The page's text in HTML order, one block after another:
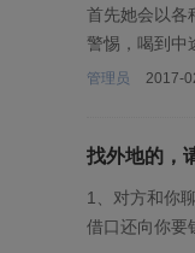
首先她会以各
警惕，喝到中
管理员 2017-
找外地的，
1、对方和你
借口还向你要